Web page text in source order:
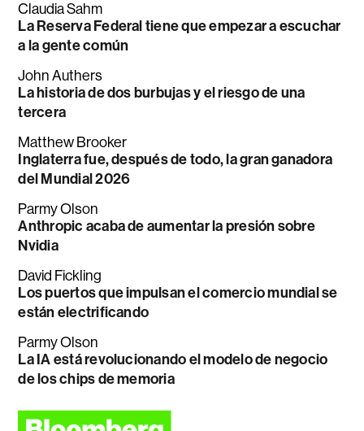
Claudia Sahm
La Reserva Federal tiene que empezar a escuchar
a la gente común
John Authers
La historia de dos burbujas y el riesgo de una
tercera
Matthew Brooker
Inglaterra fue, después de todo, la gran ganadora
del Mundial 2026
Parmy Olson
Anthropic acaba de aumentar la presión sobre
Nvidia
David Fickling
Los puertos que impulsan el comercio mundial se
están electrificando
Parmy Olson
La IA está revolucionando el modelo de negocio
de los chips de memoria